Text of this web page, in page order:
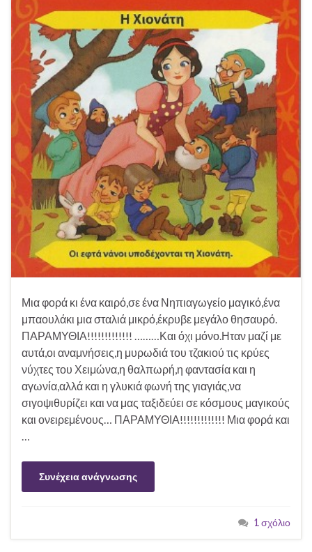
Μια φορά κι ένα καιρό,σε ένα Νηπιαγωγείο μαγικό,ένα
μπαουλάκι μια σταλιά μικρό,έκρυβε μεγάλο θησαυρό.
ΠΑΡΑΜΥΘΙΑ!!!!!!!!!!!!! ………Και όχι μόνο.Ηταν μαζί με
αυτά,οι αναμνήσεις,η μυρωδιά του τζακιού τις κρύες
νύχτες του Χειμώνα,η θαλπωρή,η φαντασία και η
αγωνία,αλλά και η γλυκιά φωνή της γιαγιάς,να
σιγοψιθυρίζει και να μας ταξιδεύει σε κόσμους μαγικούς
και ονειρεμένους… ΠΑΡΑΜΥΘΙΑ!!!!!!!!!!!!! Μια φορά και
Συνέχεια ανάγνωσης
1 σχόλιο